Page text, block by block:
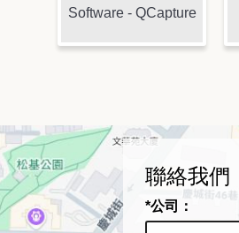
Software - QCapture
聯絡我們
*公司：